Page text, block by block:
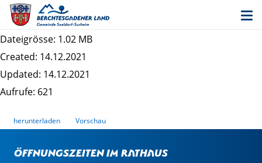
Innenbereichssatzung "Schign-Südwest" -
Satzung
Dateigrösse: 1.02 MB
Created: 14.12.2021
Updated: 14.12.2021
Aufrufe: 621
herunterladen Vorschau
Öffnungszeiten im Rathaus